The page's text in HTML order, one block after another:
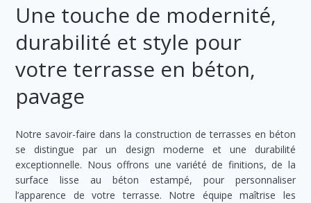
Une touche de modernité,
durabilité et style pour
votre terrasse en béton,
pavage
Notre savoir-faire dans la construction de terrasses en béton
se distingue par un design moderne et une durabilité
exceptionnelle. Nous offrons une variété de finitions, de la
surface lisse au béton estampé, pour personnaliser
l’apparence de votre terrasse. Notre équipe maîtrise les